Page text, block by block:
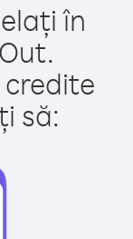
în
să: